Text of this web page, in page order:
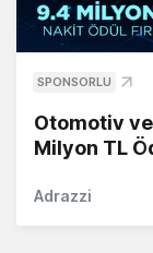
SPONSORLU
Otomotiv
Milyon TL
Adrazzi